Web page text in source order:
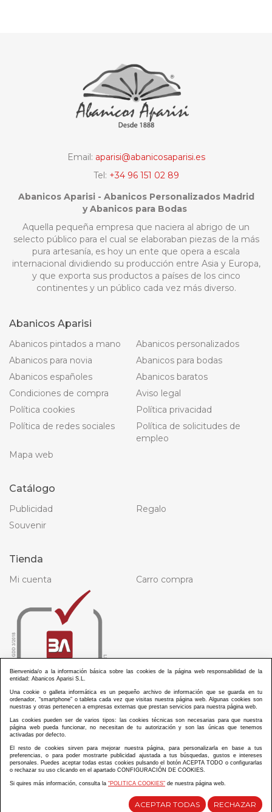
Email: aparisi@abanicosaparisi.es
Tel: +34 96 151 02 89
Abanicos Aparisi - Abanicos Personalizados Madrid
y Abanicos para Bodas
Aquella pequeña empresa que naciera al abrigo de un
selecto público para el cual se elaboraban piezas de la más
pura artesanía, es hoy un ente que opera a escala
internacional dividiendo su producción entre Asia y Europa,
y que exporta sus productos a países de los cinco
continentes y un público cada vez más diverso.
Abanicos Aparisi
Abanicos pintados a mano
Abanicos personalizados
Abanicos para novia
Abanicos para bodas
Abanicos españoles
Abanicos baratos
Condiciones de compra
Aviso legal
Política cookies
Política privacidad
Política de redes sociales
Política de solicitudes de
empleo
Mapa web
Catálogo
Publicidad
Regalo
Souvenir
Tienda
Mi cuenta Carro compra
ABANICOS APARISI S.L. ha recibido por parte de La Generalitat Valenciana, la cantidad de
PLUS”.
€ en apoyo al proyecto CMARTE/2021/265/46 del PLAN AYUDAS DIRECTAS ARTESANIA “CMARTE”.
Bienvenida/o a la información básica sobre las cookies de la página web responsabilidad de la
entidad: Abanicos Aparisi S.L.
Una cookie o galleta informática es un pequeño archivo de información que se guarda en tu
ordenador, “smartphone” o tableta cada vez que visitas nuestra página web. Algunas cookies son
nuestras y otras pertenecen a empresas externas que prestan servicios para nuestra página web.
Las cookies pueden ser de varios tipos: las cookies técnicas son necesarias para que nuestra
página web pueda funcionar, no necesitan de tu autorización y son las únicas que tenemos
activadas por defecto.
El resto de cookies sirven para mejorar nuestra página, para personalizarla en base a tus
preferencias, o para poder mostrarte publicidad ajustada a tus búsquedas, gustos e intereses
personales. Puedes aceptar todas estas cookies pulsando el botón ACEPTA TODO o configurarlas
o rechazar su uso clicando en el apartado CONFIGURACIÓN DE COOKIES.
Si quires más información, consulta la “POLITICA COOKIES” de nuestra página web.
ACEPTAR TODAS RECHAZAR